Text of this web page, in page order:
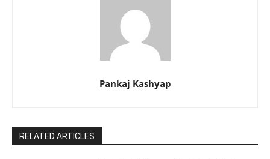
Pankaj Kashyap
RELATED ARTICLES